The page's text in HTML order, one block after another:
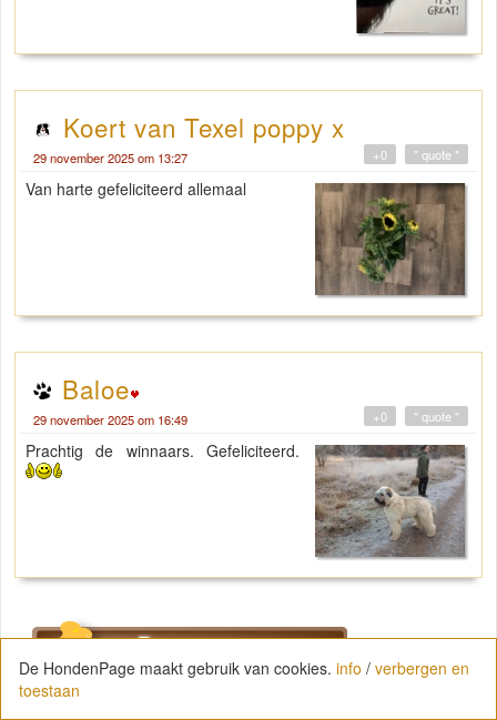
Koert van Texel poppy x
29 november 2025 om 13:27 " quote "
+0
Van harte gefeliciteerd allemaal
Baloe
29 november 2025 om 16:49 " quote "
+0
Prachtig de winnaars. Gefeliciteerd.
De HondenPage maakt gebruik van cookies. info / verbergen en
toestaan